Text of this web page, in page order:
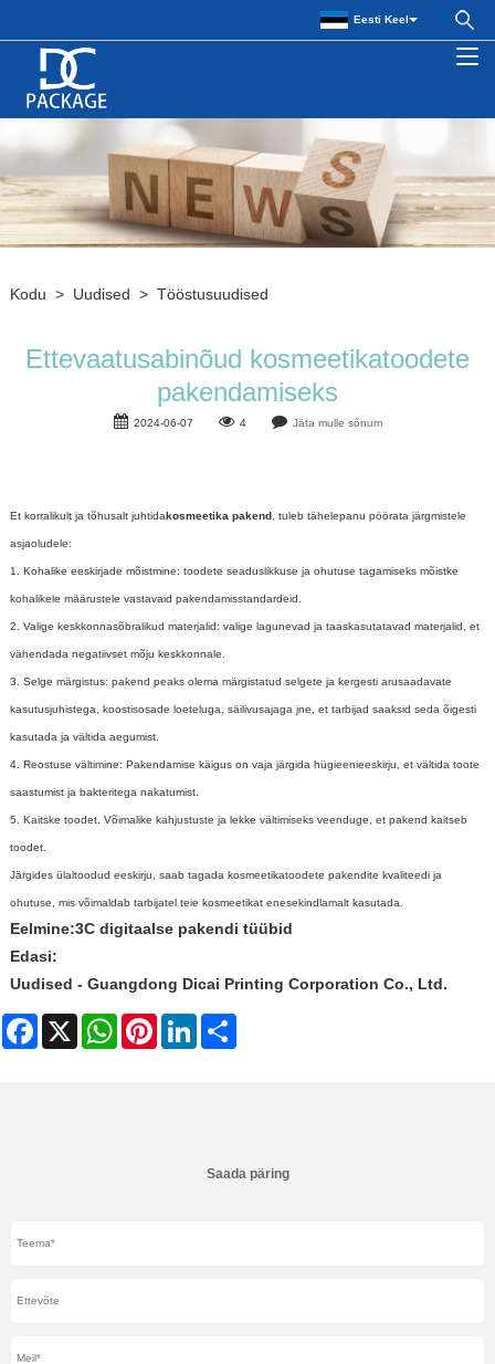
Eesti Keel
Kodu > Uudised > Tööstusuudised
Ettevaatusabinõud kosmeetikatoodete
pakendamiseks
2024-06-07 4 Jäta mulle sõnum
Et korralikult ja tõhusalt juhtidakosmeetika pakend, tuleb tähelepanu pöörata järgmistele
asjaoludele:
1. Kohalike eeskirjade mõistmine: toodete seaduslikkuse ja ohutuse tagamiseks mõistke
kohalikele määrustele vastavaid pakendamisstandardeid.
2. Valige keskkonnasõbralikud materjalid: valige lagunevad ja taaskasutatavad materjalid, et
vähendada negatiivset mõju keskkonnale.
3. Selge märgistus: pakend peaks olema märgistatud selgete ja kergesti arusaadavate
kasutusjuhistega, koostisosade loeteluga, säilivusajaga jne, et tarbijad saaksid seda õigesti
kasutada ja vältida aegumist.
4. Reostuse vältimine: Pakendamise käigus on vaja järgida hügieenieeskirju, et vältida toote
saastumist ja bakteritega nakatumist.
5. Kaitske toodet. Võimalike kahjustuste ja lekke vältimiseks veenduge, et pakend kaitseb
toodet.
Järgides ülaltoodud eeskirju, saab tagada kosmeetikatoodete pakendite kvaliteedi ja
ohutuse, mis võimaldab tarbijatel teie kosmeetikat enesekindlamalt kasutada.
Eelmine:3C digitaalse pakendi tüübid
Edasi:
Uudised - Guangdong Dicai Printing Corporation Co., Ltd.
Facebook WhatsAppPinterest LinkedIn
Saada päring